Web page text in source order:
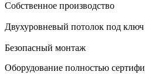
Собственное производство
Двухуровневый потолок под ключ
Безопасный монтаж
Оборудование полностью